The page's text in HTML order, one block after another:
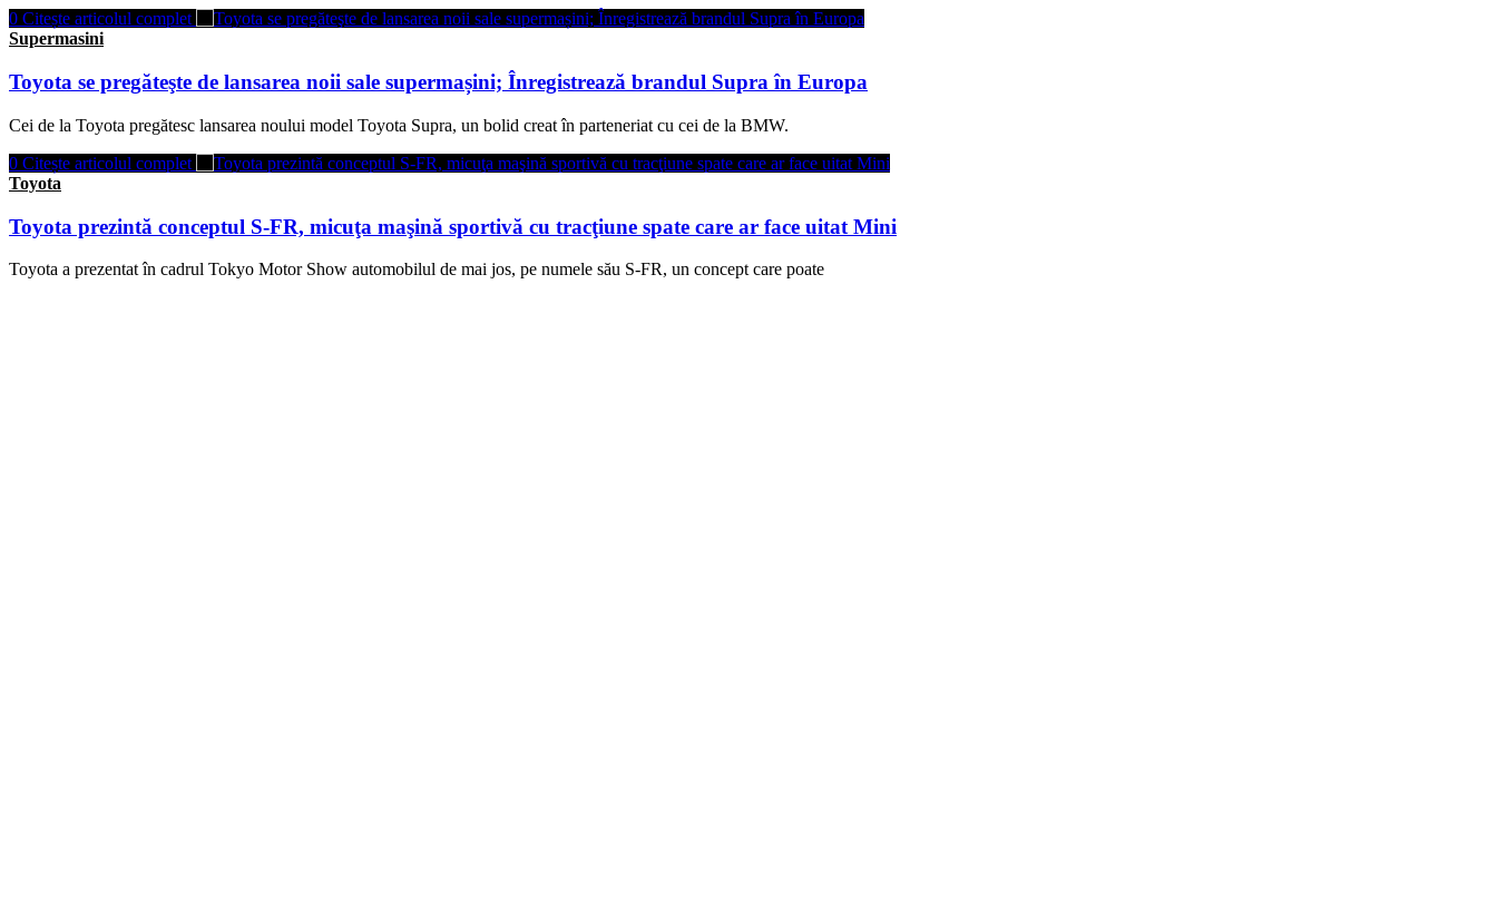
0 Citește articolul complet
Supermasini
Toyota se pregăteşte de lansarea noii sale supermașini; Înregistrează brandul Supra în Europa
Cei de la Toyota pregătesc lansarea noului model Toyota Supra, un bolid creat în parteneriat cu cei de la BMW.
0 Citește articolul complet
Toyota
Toyota prezintă conceptul S-FR, micuţa maşină sportivă cu tracţiune spate care ar face uitat Mini
Toyota a prezentat în cadrul Tokyo Motor Show automobilul de mai jos, pe numele său S-FR, un concept care poate